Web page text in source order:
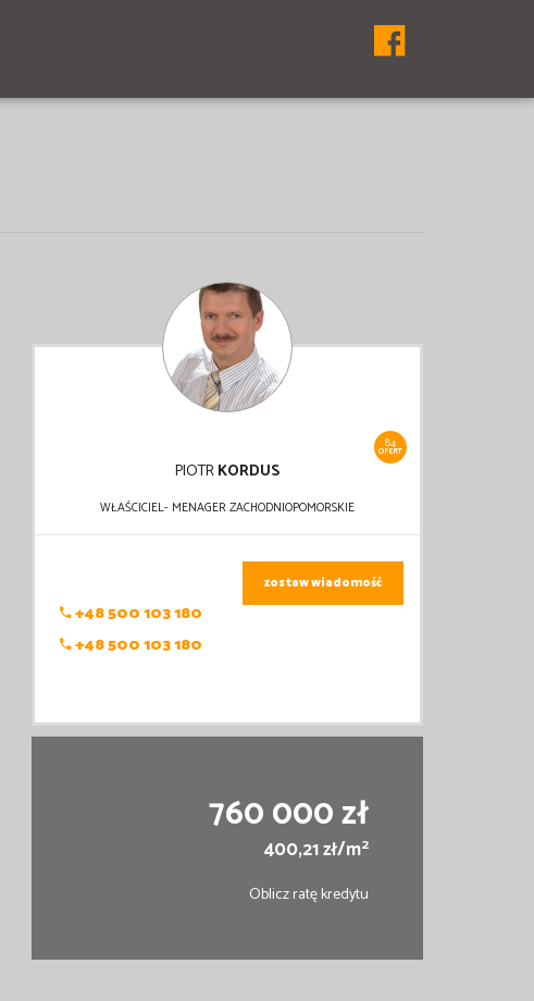
84
OFERT
PIOTRKORDUS
WŁAŚCICIEL- MENAGER ZACHODNIOPOMORSKIE
+48 500 103 180
+48 500 103 180
zostaw wiadomość
760 000 zł
400,21 zł/m2
Oblicz ratę kredytu